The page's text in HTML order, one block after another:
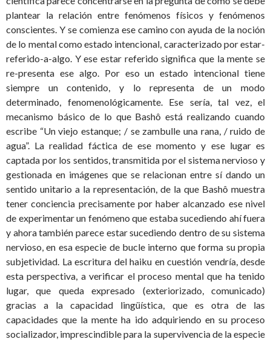
plantear la relación entre fenómenos físicos y fenómenos
conscientes. Y se comienza ese camino con ayuda de la noción
de lo mental como estado intencional, caracterizado por estar-
referido-a-algo. Y ese estar referido significa que la mente se
re-presenta ese algo. Por eso un estado intencional tiene
siempre un contenido, y lo representa de un modo
determinado, fenomenológicamente. Ese sería, tal vez, el
mecanismo básico de lo que Bashô está realizando cuando
escribe “Un viejo estanque; / se zambulle una rana, / ruido de
agua”. La realidad fáctica de ese momento y ese lugar es
captada por los sentidos, transmitida por el sistema nervioso y
gestionada en imágenes que se relacionan entre sí dando un
sentido unitario a la representación, de la que Bashô muestra
tener conciencia precisamente por haber alcanzado ese nivel
de experimentar un fenómeno que estaba sucediendo ahí fuera
y ahora también parece estar sucediendo dentro de su sistema
nervioso, en esa especie de bucle interno que forma su propia
subjetividad. La escritura del haiku en cuestión vendría, desde
esta perspectiva, a verificar el proceso mental que ha tenido
lugar, que queda expresado (exteriorizado, comunicado)
gracias a la capacidad lingüística, que es otra de las
capacidades que la mente ha ido adquiriendo en su proceso
socializador, imprescindible para la supervivencia de la especie